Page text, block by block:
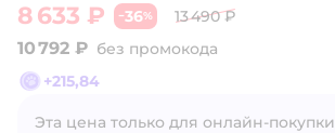
8 633 ₽ −36% 13 490 ₽
10 792 ₽ без промокода
+215,84
Эта цена только для онлайн‑покупки